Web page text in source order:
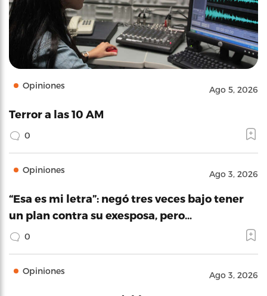
Opiniones Ago 5, 2026
Terror a las 10 AM
0
Opiniones Ago 3, 2026
“Esa es mi letra”: negó tres veces bajo tener
un plan contra su exesposa, pero…
0
Opiniones Ago 3, 2026